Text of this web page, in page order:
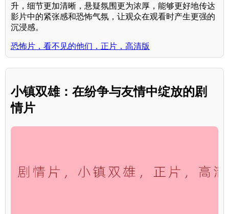
升，细节更加清晰，悬疑氛围更为浓厚，能够更好地传达
影片中的紧张感和恐怖气氛，让观众在观看时产生更强的
沉浸感。
恐怖片，看不见的他们，正片，高清版
小镇双雄：在纷争与友情中绽放的剧
情片